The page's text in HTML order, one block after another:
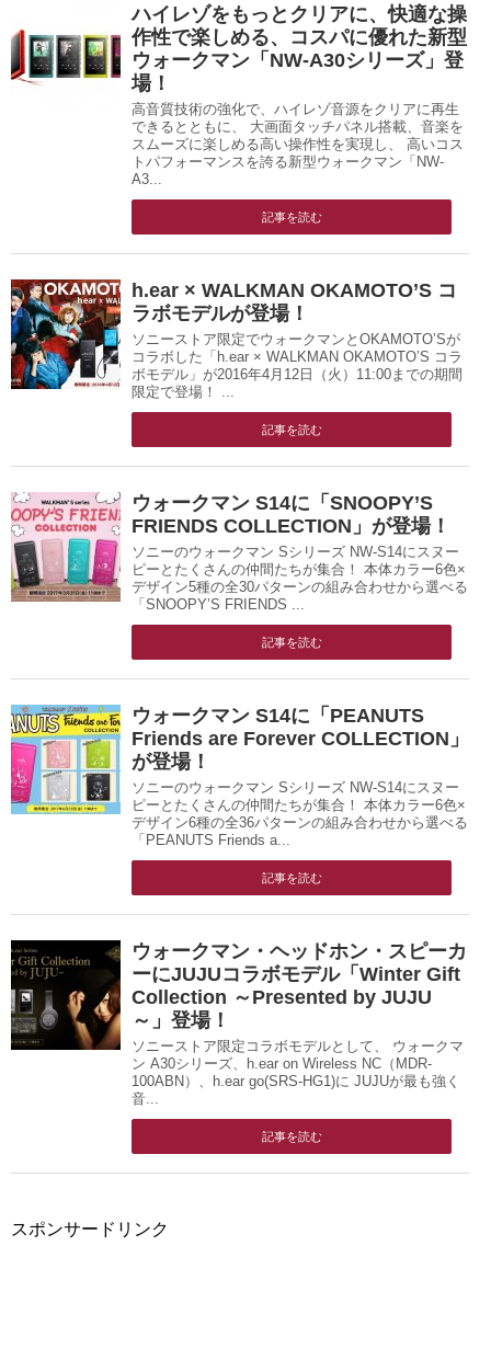
ハイレゾをもっとクリアに、快適な操
作性で楽しめる、コスパに優れた新型
ウォークマン「NW-A30シリーズ」登
場！
高音質技術の強化で、ハイレゾ音源をクリアに再生
できるとともに、 大画面タッチパネル搭載、音楽を
スムーズに楽しめる高い操作性を実現し、 高いコス
トパフォーマンスを誇る新型ウォークマン「NW-
A3...
記事を読む
h.ear × WALKMAN OKAMOTO’S コ
ラボモデルが登場！
ソニーストア限定でウォークマンとOKAMOTO’Sが
コラボした「h.ear × WALKMAN OKAMOTO’S コラ
ボモデル」が2016年4月12日（火）11:00までの期間
限定で登場！ ...
記事を読む
ウォークマン S14に「SNOOPY’S
FRIENDS COLLECTION」が登場！
ソニーのウォークマン Sシリーズ NW-S14にスヌー
ピーとたくさんの仲間たちが集合！ 本体カラー6色×
デザイン5種の全30パターンの組み合わせから選べる
「SNOOPY’S FRIENDS ...
記事を読む
ウォークマン S14に「PEANUTS
Friends are Forever COLLECTION」
が登場！
ソニーのウォークマン Sシリーズ NW-S14にスヌー
ピーとたくさんの仲間たちが集合！ 本体カラー6色×
デザイン6種の全36パターンの組み合わせから選べる
「PEANUTS Friends a...
記事を読む
ウォークマン・ヘッドホン・スピーカ
ーにJUJUコラボモデル「Winter Gift
Collection ～Presented by JUJU
～」登場！
ソニーストア限定コラボモデルとして、 ウォークマ
ン A30シリーズ、h.ear on Wireless NC（MDR-
100ABN）、h.ear go(SRS-HG1)に JUJUが最も強く
音...
記事を読む
スポンサードリンク